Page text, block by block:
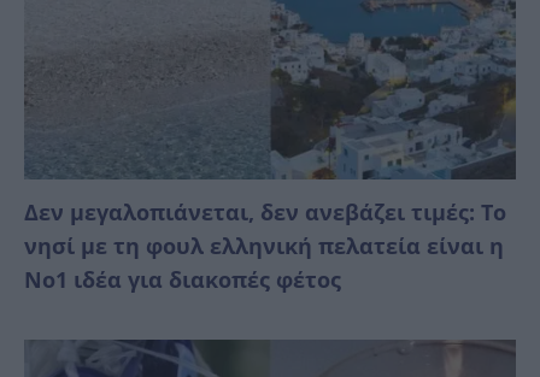
Δεν μεγαλοπιάνεται, δεν ανεβάζει τιμές: Το
νησί με τη φουλ ελληνική πελατεία είναι η
No1 ιδέα για διακοπές φέτος